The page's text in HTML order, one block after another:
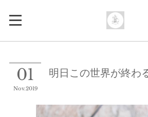
01
Nov 2019
明日この世界が終わ